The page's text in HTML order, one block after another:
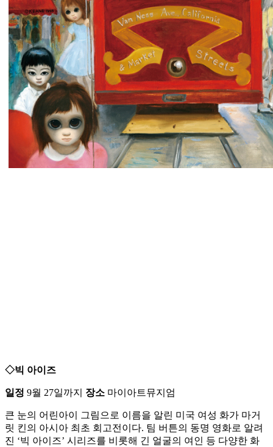
◇빅 아이즈
일정 9월 27일까지 장소 마이아트뮤지엄
큰 눈의 어린아이 그림으로 이름을 알린 미국 여성 화가 마거
릿 킨의 아시아 최초 회고전이다. 팀 버튼의 동명 영화로 알려
진 ‘빅 아이즈’ 시리즈를 비롯해 긴 얼굴의 여인 등 다양한 화